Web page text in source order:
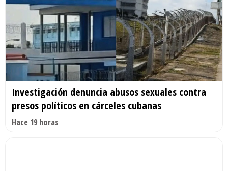
Investigación denuncia abusos sexuales contra
presos políticos en cárceles cubanas
Hace 19 horas